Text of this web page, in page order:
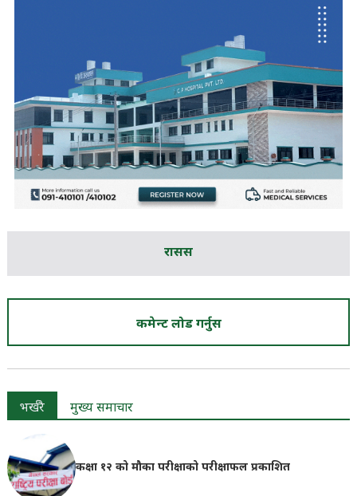
रासस
कमेन्ट लोड गर्नुस
भर्खरै मुख्य समाचार
कक्षा १२ को मौका परीक्षाको परीक्षाफल प्रकाशित